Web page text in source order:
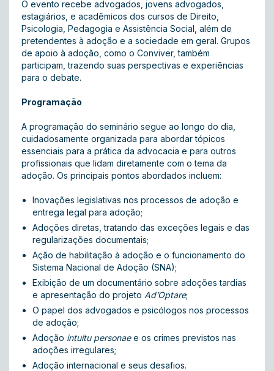
O evento recebe advogados, jovens advogados,
estagiários, e acadêmicos dos cursos de Direito,
Psicologia, Pedagogia e Assistência Social, além de
pretendentes à adoção e a sociedade em geral. Grupos
de apoio à adoção, como o Conviver, também
participam, trazendo suas perspectivas e experiências
para o debate.
Programação
A programação do seminário segue ao longo do dia,
cuidadosamente organizada para abordar tópicos
essenciais para a prática da advocacia e para outros
profissionais que lidam diretamente com o tema da
adoção. Os principais pontos abordados incluem:
Inovações legislativas nos processos de adoção e
entrega legal para adoção;
Adoções diretas , tratando das exceções legais e das
regularizações documentais;
Ação de habilitação à adoção e o funcionamento do
Sistema Nacional de Adoção (SNA);
Exibição de um documentário sobre adoções tardias
e apresentação do projeto Ad’Optare;
O papel dos advogados e psicólogos nos processos
de adoção;
Adoção intuitu personaee os crimes previstos nas
adoções irregulares;
Adoção internacional e seus desafios.